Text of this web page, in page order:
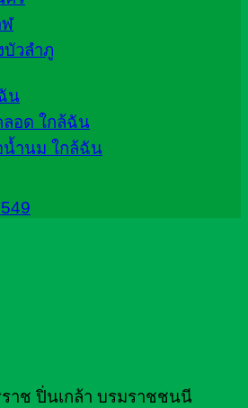
ฬ
วลำภู
น
ลอด ใกล้ฉัน
น้ำนม ใกล้ฉัน
าช ปิ่นเกล้า บรมราชชนนี